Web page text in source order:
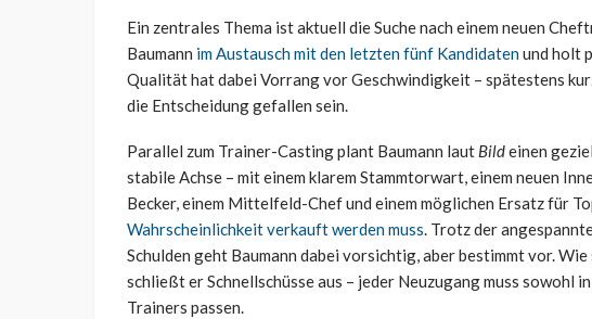
Ein zentrales Thema ist aktuell die Suche nach einem neuen
Baumann im Austausch mit den letzten fünf Kandidatenund holt
Qualität hat dabei Vorrang vor Geschwindigkeit – spätestens
die Entscheidung gefallen sein.
Parallel zum Trainer-Casting plant Baumann laut Bildeinen
stabile Achse – mit einem klarem Stammtorwart, einem neuen
Becker, einem Mittelfeld-Chef und einem möglichen Ersatz für
Wahrscheinlichkeit verkauft werden muss. Trotz der
Schulden geht Baumann dabei vorsichtig, aber bestimmt vor.
schließt er Schnellschüsse aus – jeder Neuzugang muss sowohl
Trainers passen.